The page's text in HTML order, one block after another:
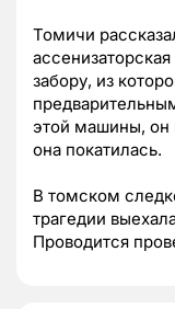
Томичи
забору, из
этой машины, он
она покатилась.
В томском
трагедии
Проводится